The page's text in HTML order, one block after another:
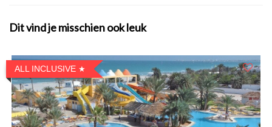
Dit vind je misschien ook leuk
ALL INCLUSIVE